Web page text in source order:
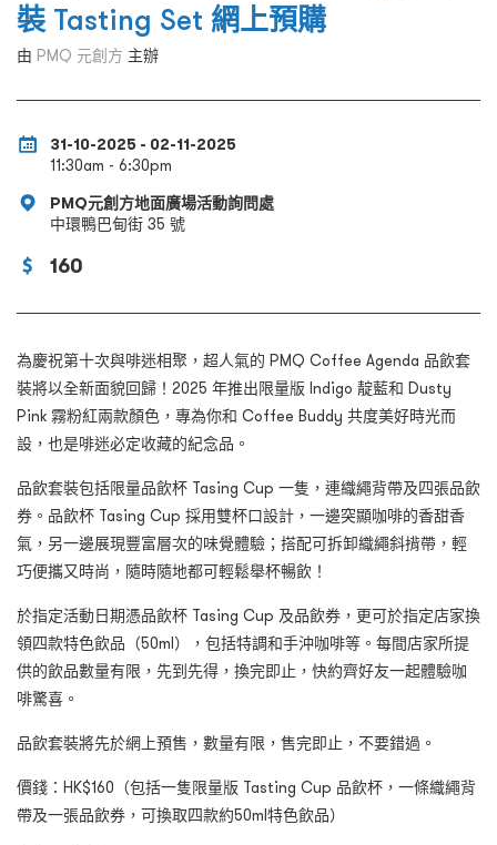
裝 Tasting Set 網上預購
由 PMQ 元創方 主辦
31-10-2025 - 02-11-2025
11:30am - 6:30pm
PMQ元創方地面廣場活動詢問處
中環鴨巴甸街 35 號
160
為慶祝第十次與啡迷相聚，超人氣的 PMQ Coffee Agenda 品飲套
裝將以全新面貌回歸！2025 年推出限量版 Indigo 靛藍和 Dusty
Pink 霧粉紅兩款顏色，專為你和 Coffee Buddy 共度美好時光而
設，也是啡迷必定收藏的紀念品。
品飲套裝包括限量品飲杯 Tasing Cup 一隻，連織繩背帶及四張品飲
券。品飲杯 Tasing Cup 採用雙杯口設計，一邊突顯咖啡的香甜香
氣，另一邊展現豐富層次的味覺體驗；搭配可拆卸織繩斜揹帶，輕
巧便攜又時尚，隨時隨地都可輕鬆舉杯暢飲！
於指定活動日期憑品飲杯 Tasing Cup 及品飲券，更可於指定店家換
領四款特色飲品（50ml），包括特調和手沖咖啡等。每間店家所提
供的飲品數量有限，先到先得，換完即止，快約齊好友一起體驗咖
啡驚喜。
品飲套裝將先於網上預售，數量有限，售完即止，不要錯過。
價錢：HK$160（包括一隻限量版 Tasting Cup 品飲杯，一條織繩背
帶及一張品飲券，可換取四款約50ml特色飲品）